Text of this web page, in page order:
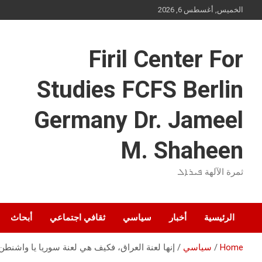
to
الخميس, أغسطس 6, 2026
Firil Center For
Studies FCFS Berlin
Germany Dr. Jameel
M. Shaheen
ثمرة الآلهة ܦܝܪܐܠ
الرئيسية أخبار سياسي ثقافي اجتماعي أبحاث
Home سياسي إنها لعنة العراق، فكيف هي لعنة سوريا يا واشنطن! أكثر من 830 ألفاً من الجنود الأميركيّين العائدين لحضن الوطن، يعانون من